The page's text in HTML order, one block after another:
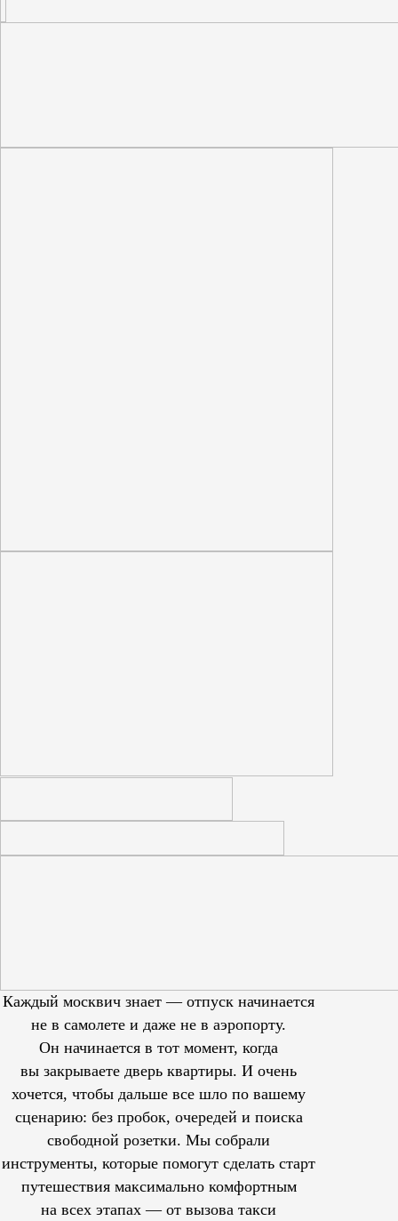
Каждый москвич знает — отпуск начинается
не в самолете и даже не в аэропорту.
Он начинается в тот момент, когда
вы закрываете дверь квартиры. И очень
хочется, чтобы дальше все шло по вашему
сценарию: без пробок, очередей и поиска
свободной розетки. Мы собрали
инструменты, которые помогут сделать старт
путешествия максимально комфортным
на всех этапах — от вызова такси